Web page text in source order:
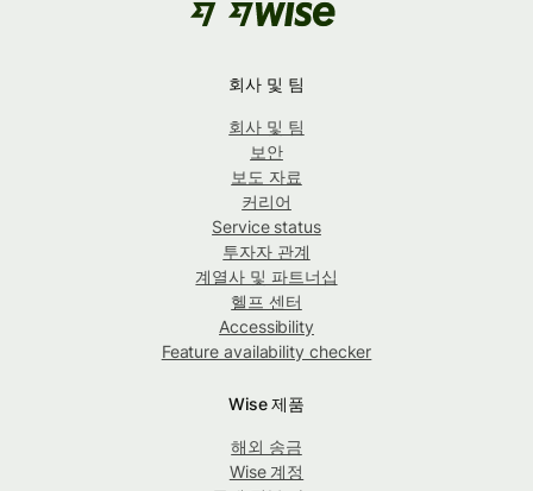
회사 및 팀
회사 및 팀
보안
보도 자료
커리어
Service status
투자자 관계
계열사 및 파트너십
헬프 센터
Accessibility
Feature availability checker
Wise 제품
해외 송금
Wise 계정